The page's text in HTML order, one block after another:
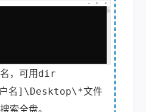
，可用 dir
名]\Desktop\*文件
索全盘。